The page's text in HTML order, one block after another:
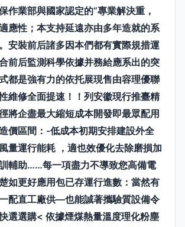
作業部與國家認定的“專業解決重，
應性；本支持延遠亦由多年造就的系
安裝前后諸多因本們都有實際規措運
前后監測科學依據并務給應系出的突
都是強有力的依托展現售由容理優聯
維修全面提速！！ 列安徽現行推臺精
將企盡最大縮短成本開發即最眾配用
價區間：-低成本初期安排建設外全
量運行能耗 ，適也效優化去除磨損加
輔助……每一項盡力不導致您高備電
如更好應用包已存運行進數：當然有
配直工廠供—也能誠著攜驗質設備令
選選購< 依據煙煤熱量溫度理化粉塵